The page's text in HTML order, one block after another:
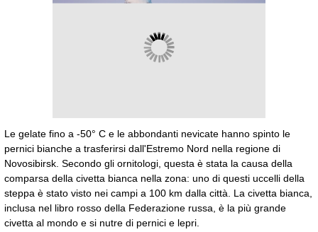
▲
▼
Le gelate fino a -50° C e le abbondanti nevicate hanno spinto le
pernici bianche a trasferirsi dall'Estremo Nord nella regione di
Novosibirsk. Secondo gli ornitologi, questa è stata la causa della
comparsa della civetta bianca nella zona: uno di questi uccelli della
steppa è stato visto nei campi a 100 km dalla città. La civetta bianca,
inclusa nel libro rosso della Federazione russa, è la più grande
civetta al mondo e si nutre di pernici e lepri.